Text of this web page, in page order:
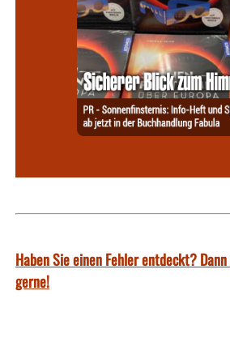
Haben Sie einen Fehler entdeckt?
gerne!